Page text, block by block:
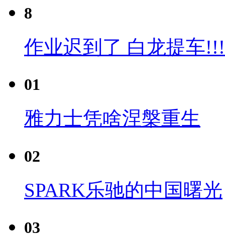
8
作业迟到了 白龙提车
01
雅力士凭啥涅槃重生
02
SPARK乐驰的中国曙光
03